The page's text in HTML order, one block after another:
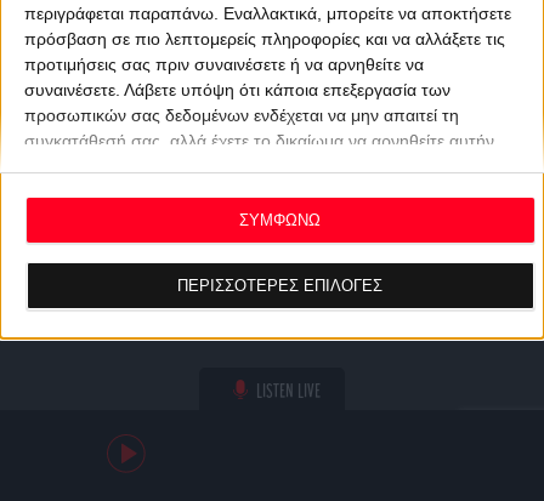
περιγράφεται παραπάνω. Εναλλακτικά, μπορείτε να αποκτήσετε
πρόσβαση σε πιο λεπτομερείς πληροφορίες και να αλλάξετε τις
προτιμήσεις σας πριν συναινέσετε ή να αρνηθείτε να
συναινέσετε. Λάβετε υπόψη ότι κάποια επεξεργασία των
προσωπικών σας δεδομένων ενδέχεται να μην απαιτεί τη
συγκατάθεσή σας, αλλά έχετε το δικαίωμα να αρνηθείτε αυτήν
ανακαλέσετε τη συγκατάθεσή σας ανά πάσα στιγμή
επιστρέφοντας σε αυτόν τον ιστότοπο και κάνοντας κλικ στο
κουμπί "Απορρήτου" στο κάτω μέρος της ιστοσελίδας.
ΠΕΡΙΣΣΟΤΕΡΕΣ ΕΠΙΛΟΓΕΣ
ΣΥΜΦΩΝΩ
LISTEN LIVE